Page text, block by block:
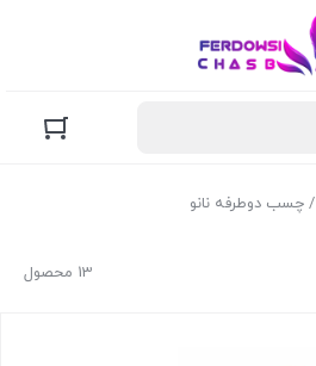
/ چسب دوطرفه نانو
13 محصول